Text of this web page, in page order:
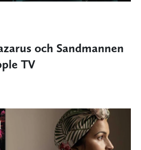
och Sandmannen
TV